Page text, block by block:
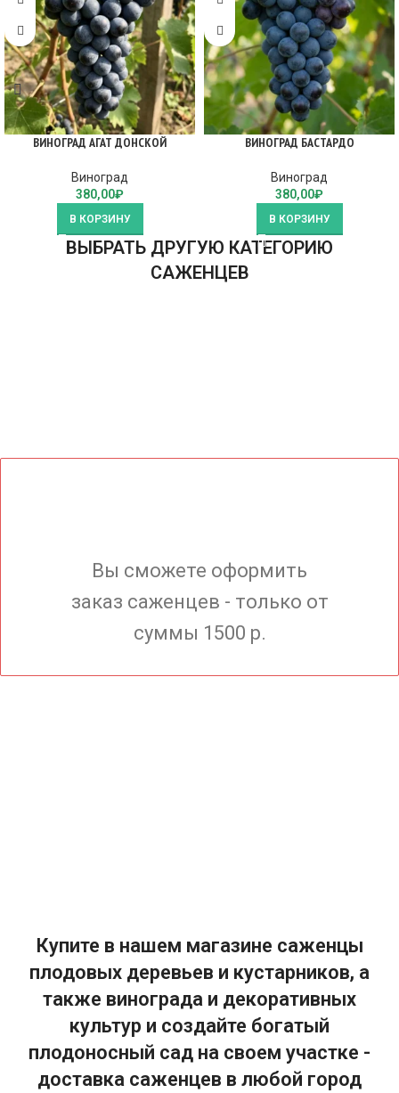
ВИНОГРАД АГАТ ДОНСКОЙ
Виноград
380,00₽
В КОРЗИНУ
ВИНОГРАД БАСТАРДО
Виноград
380,00₽
В КОРЗИНУ
ВЫБРАТЬ ДРУГУЮ КАТЕГОРИЮ
САЖЕНЦЕВ
Вы сможете оформить
заказ саженцев - только от
суммы 1500 р.
Купите в нашем магазине саженцы
плодовых деревьев и кустарников, а
также винограда и декоративных
культур и создайте богатый
плодоносный сад на своем участке -
доставка саженцев в любой город